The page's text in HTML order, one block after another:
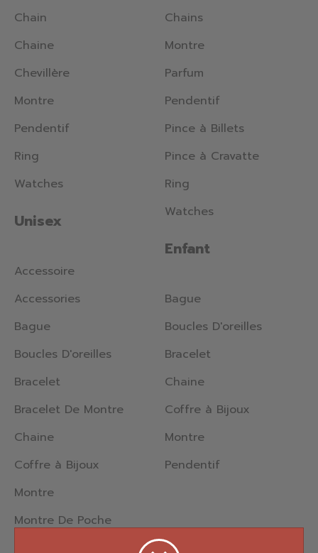
Chain
Chaine
Chevillère
Montre
Pendentif
Ring
Watches
Unisex
Accessoire
Accessories
Bague
Boucles D'oreilles
Bracelet
Bracelet De Montre
Chaine
Coffre à Bijoux
Montre
Montre De Poche
Chains
Montre
Parfum
Pendentif
Pince à Billets
Pince à Cravatte
Ring
Watches
Enfant
Bague
Boucles D'oreilles
Bracelet
Chaine
Coffre à Bijoux
Montre
Pendentif